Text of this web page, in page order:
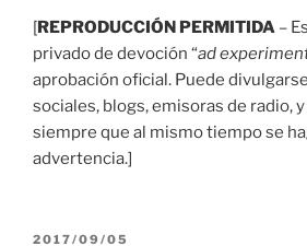
[REPRODUCCIÓN PERMITIDA –
privado de devoción “ad
aprobación oficial. Puede
sociales, blogs, emisoras de radio,
siempre que al mismo tiempo se
advertencia.]
PUBLICADO
2017/09/05